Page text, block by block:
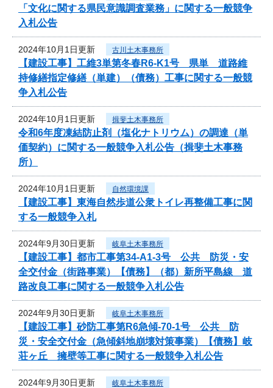
「文化に関する県民意識調査業務」に関する一般競争
入札公告
2024年10月1日更新 古川土木事務所
【建設工事】工維3単第冬春R6-K1号 県単 道路維
持修繕指定修繕（単建）（債務）工事に関する一般競
争入札公告
2024年10月1日更新 揖斐土木事務所
令和6年度凍結防止剤（塩化ナトリウム）の調達（単
価契約）に関する一般競争入札公告（揖斐土木事務
所）
2024年10月1日更新 自然環境課
【建設工事】東海自然歩道公衆トイレ再整備工事に関
する一般競争入札
2024年9月30日更新 岐阜土木事務所
【建設工事】都市工事第34-A1-3号 公共 防災・安
全交付金（街路事業）【債務】（都）新所平島線 道
路改良工事に関する一般競争入札公告
2024年9月30日更新 岐阜土木事務所
【建設工事】砂防工事第R6急傾-70-1号 公共 防
災・安全交付金（急傾斜地崩壊対策事業）【債務】岐
荘ヶ丘 擁壁等工事に関する一般競争入札公告
2024年9月30日更新 岐阜土木事務所